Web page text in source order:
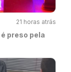
21 horas atrás
preso pela